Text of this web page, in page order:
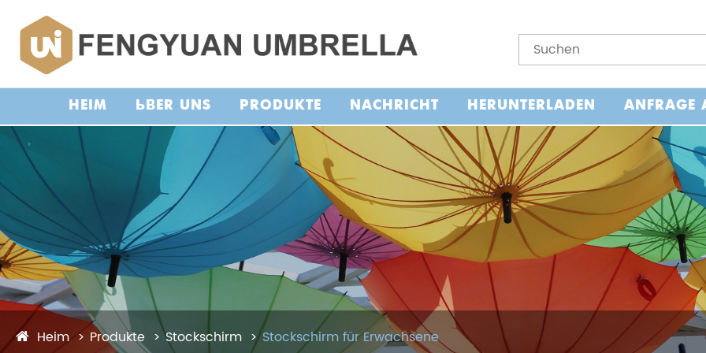
HEIM ÜBER UNS PRODUKTE NACHRICHT HERUNTERLADEN ANFRAGE
Heim Produkte Stockschirm Stockschirm für Erwachsene